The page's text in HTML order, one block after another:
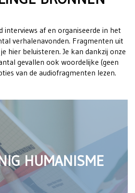
interviews af en organiseerde in het
verhalenavonden. Fragmenten uit
hier beluisteren. Je kan dankzij onze
gevallen ook woordelijke (geen
van de audiofragmenten lezen.
HUMANISME